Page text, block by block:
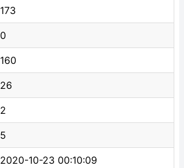
173
0
160
26
2
5
2020-10-23 00:10:09